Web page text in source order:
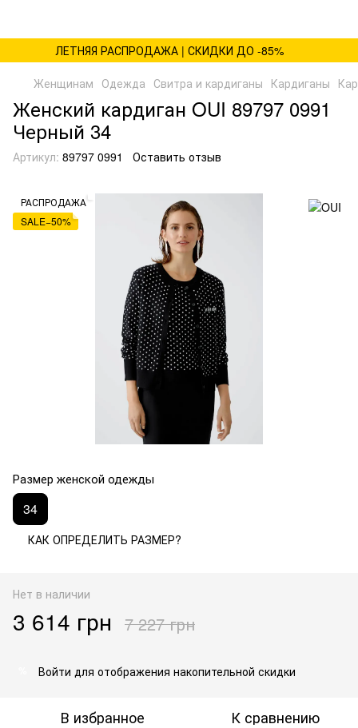
ЛЕТНЯЯ РАСПРОДАЖА | СКИДКИ ДО -85%
Женщинам Одежда Свитра и кардиганы Кардиганы
Женский кардиган OUI 89797 0991
Черный 34
Артикул: 89797 0991 Оставить отзыв
РАСПРОДАЖА
SALE−50%
Размер женской одежды
34
КАК ОПРЕДЕЛИТЬ РАЗМЕР?
Нет в наличии
3 614 грн 7 227 грн
Войти для отображения накопительной скидки
В избранное К сравнению